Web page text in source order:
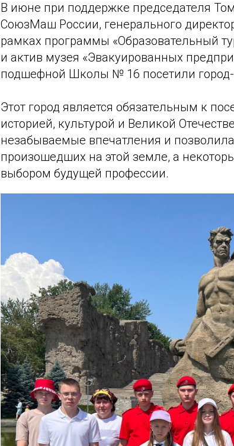
В июне при поддержке председателя
СоюзМаш России, генерального
рамках программы «Образовательный
и актив музея «Эвакуированных
подшефной Школы № 16 посетили город-
Этот город является обязательным к
историей, культурой и Великой
незабываемые впечатления и
произошедших на этой земле, а
выбором будущей профессии.